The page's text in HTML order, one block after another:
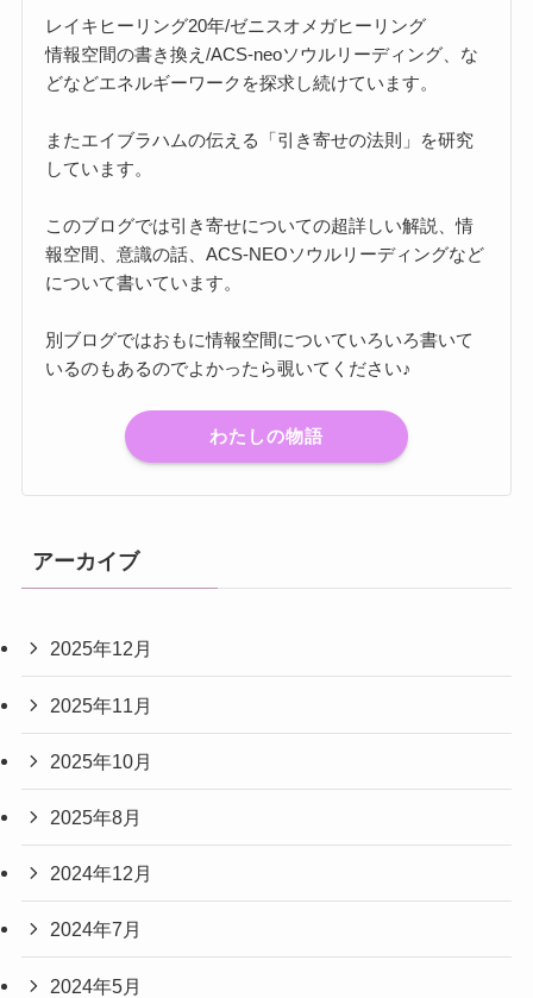
レイキヒーリング20年/ゼニスオメガヒーリング
情報空間の書き換え/ACS-neoソウルリーディング、な
どなどエネルギーワークを探求し続けています。
またエイブラハムの伝える「引き寄せの法則」を研究
しています。
このブログでは引き寄せについての超詳しい解説、情
報空間、意識の話、ACS-NEOソウルリーディングなど
について書いています。
別ブログではおもに情報空間についていろいろ書いて
いるのもあるのでよかったら覗いてください♪
わたしの物語
アーカイブ
2025年12月
2025年11月
2025年10月
2025年8月
2024年12月
2024年7月
2024年5月